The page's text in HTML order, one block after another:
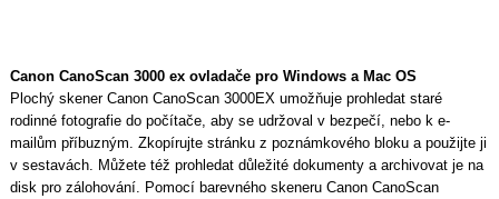
Canon CanoScan 3000 ex ovladače pro Windows a Mac OS
Plochý skener Canon CanoScan 3000EX umožňuje prohledat staré
rodinné fotografie do počítače, aby se udržoval v bezpečí, nebo k e-
mailům příbuzným. Zkopírujte stránku z poznámkového bloku a použijte ji
v sestavách. Můžete též prohledat důležité dokumenty a archivovat je na
disk pro zálohování. Pomocí barevného skeneru Canon CanoScan